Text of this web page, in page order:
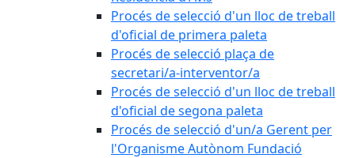
Procés de selecció d'un lloc de treball
d'oficial de primera paleta
Procés de selecció plaça de
secretari/a-interventor/a
Procés de selecció d'un lloc de treball
d'oficial de segona paleta
Procés de selecció d'un/a Gerent per
l'Organisme Autònom Fundació